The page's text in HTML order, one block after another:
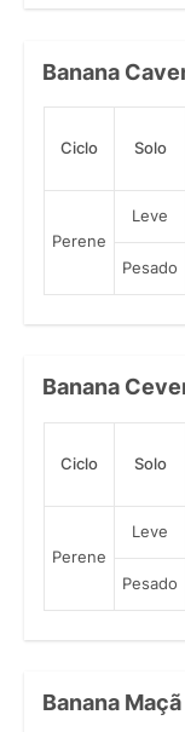
Banana
Ciclo Solo
Perene
Leve
Pesado
Banana
Ciclo Solo
Perene
Leve
Pesado
Banana